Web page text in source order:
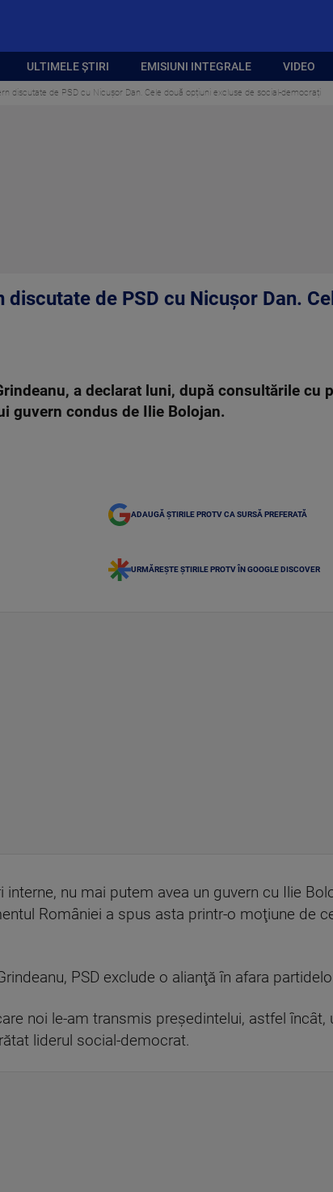
ULTIMELE ȘTIRI EMISIUNI INTEGRALE VIDEO
discutate de PSD cu Nicușor Dan. Cele două opțiuni excluse de social-democrați
discutate de PSD cu Nicușor Dan.
a declarat luni, după consultările cu
guvern condus de Ilie Bolojan.
ADAUGĂ ȘTIRILE PROTV CA SURSĂ PREFERATĂ
URMĂREȘTE ȘTIRILE PROTV ÎN GOOGLE DISCOVER
interne, nu mai putem avea un guvern cu Ilie
României a spus asta printr-o moţiune de
PSD exclude o alianţă în afara
noi le-am transmis preşedintelui, astfel
liderul social-democrat.